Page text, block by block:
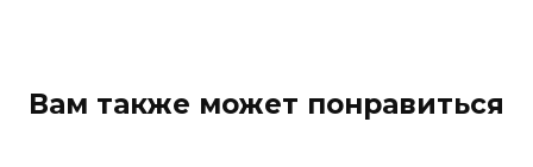
Вам также может понравиться